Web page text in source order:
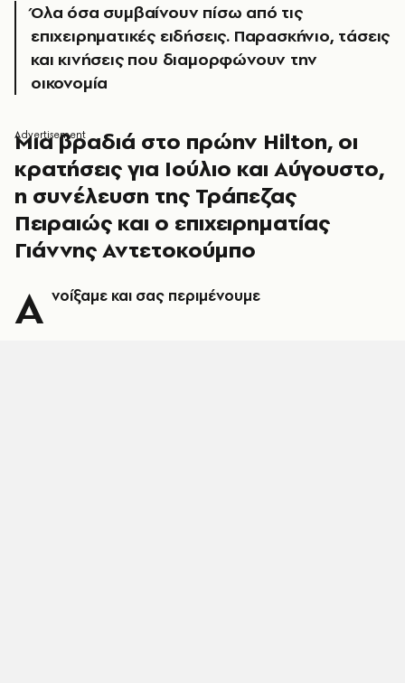
Όλα όσα συμβαίνουν πίσω από τις
επιχειρηματικές ειδήσεις. Παρασκήνιο, τάσεις
και κινήσεις που διαμορφώνουν την
οικονομία
Μια βραδιά στο πρώην Hilton, οι
κρατήσεις για Ιούλιο και Αύγουστο,
η συνέλευση της Τράπεζας
Πειραιώς και ο επιχειρηματίας
Γιάννης Αντετοκούμπο
Α νοίξαμε και σας περιμένουμε